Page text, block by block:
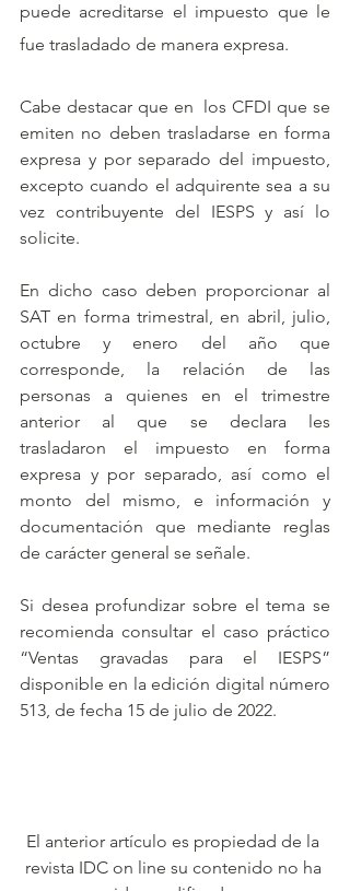
puede acreditarse el impuesto que le
fue trasladado de manera expresa.
Cabe destacar que en  los CFDI que se
emiten no deben trasladarse en forma
expresa y por separado del impuesto,
excepto cuando el adquirente sea a su
vez contribuyente del IESPS y así lo
solicite.
En dicho caso deben proporcionar al
SAT en forma trimestral, en abril, julio,
octubre y enero del año que
corresponde, la relación de las
personas a quienes en el trimestre
anterior al que se declara les
trasladaron el impuesto en forma
expresa y por separado, así como el
monto del mismo, e información y
documentación que mediante reglas
de carácter general se señale.
Si desea profundizar sobre el tema se
recomienda consultar el caso práctico
“Ventas gravadas para el IESPS”
disponible en la edición digital número
513, de fecha 15 de julio de 2022.
El anterior artículo es propiedad de la
revista IDC on line su contenido no ha